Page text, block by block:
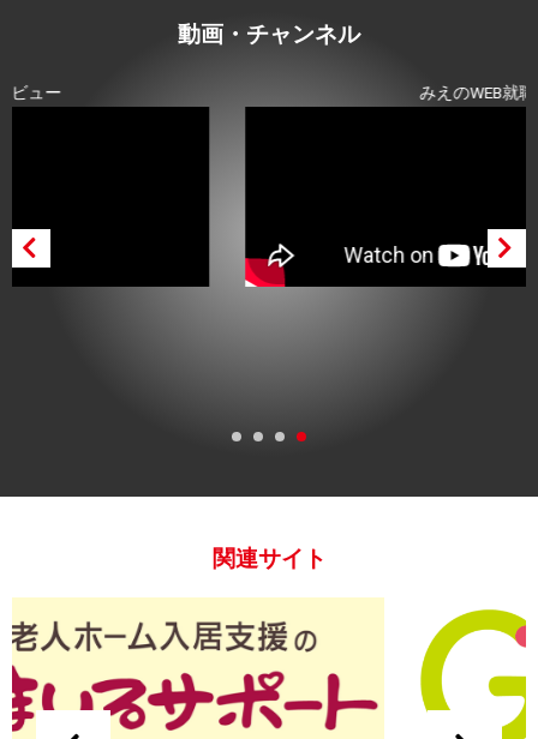
動画・チャンネル
関連サイト